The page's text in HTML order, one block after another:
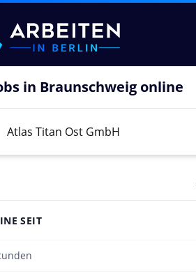
in Braunschweig online
SEIT